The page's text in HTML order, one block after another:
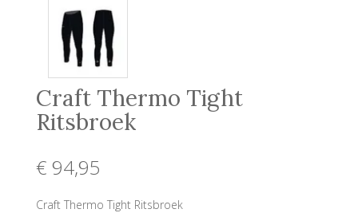
Craft Thermo Tight
Ritsbroek
€ 94,95
Craft Thermo Tight Ritsbroek